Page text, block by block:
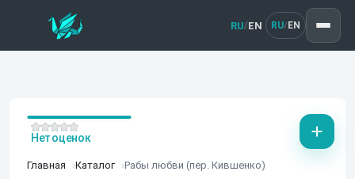
RU/EN RU/ EN
Главная Каталог Рабы любви (пер. Кившенко)
Нет оценок